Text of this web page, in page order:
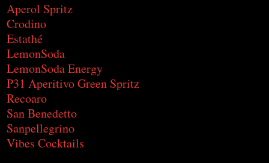
Aperol Spritz
Crodino
Estathé
LemonSoda
LemonSoda Energy
P31 Aperitivo Green Spritz
Recoaro
San Benedetto
Sanpellegrino
Vibes Cocktails